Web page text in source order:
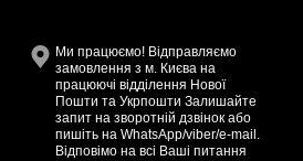
Ми працюємо! Відправляємо
замовлення з м. Києва на
працюючі відділення Нової
Пошти та Укрпошти Залишайте
запит на зворотній дзвінок або
пишіть на WhatsApp/viber/e-mail.
Відповімо на всі Ваші питання